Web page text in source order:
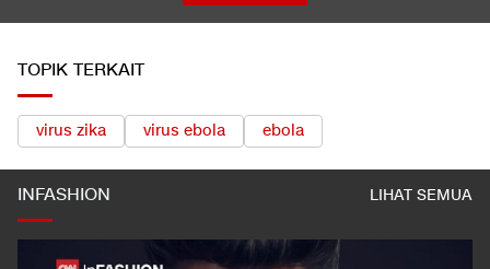
TOPIK TERKAIT
virus zika virus ebola ebola
INFASHION LIHAT SEMUA